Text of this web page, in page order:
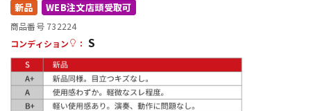
配信/ライブ機器
中古 ヴィンテージ
新品 WEB注文店頭受取可
商品番号 732224
コンディション
： S